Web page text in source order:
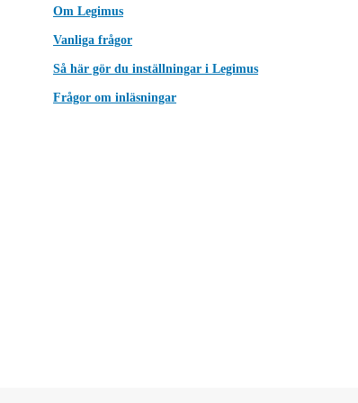
Om Legimus
Vanliga frågor
Så här gör du inställningar i Legimus
Frågor om inläsningar